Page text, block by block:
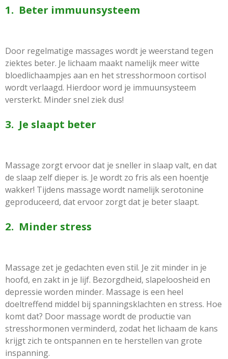
1. Beter immuunsysteem
Door regelmatige massages wordt je weerstand tegen
ziektes beter. Je lichaam maakt namelijk meer witte
bloedlichaampjes aan en het stresshormoon cortisol
wordt verlaagd. Hierdoor word je immuunsysteem
versterkt. Minder snel ziek dus!
3. Je slaapt beter
Massage zorgt ervoor dat je sneller in slaap valt, en dat
de slaap zelf dieper is. Je wordt zo fris als een hoentje
wakker! Tijdens massage wordt namelijk serotonine
geproduceerd, dat ervoor zorgt dat je beter slaapt.
2. Minder stress
Massage zet je gedachten even stil. Je zit minder in je
hoofd, en zakt in je lijf. Bezorgdheid, slapeloosheid en
depressie worden minder. Massage is een heel
doeltreffend middel bij spanningsklachten en stress. Hoe
komt dat? Door massage wordt de productie van
stresshormonen verminderd, zodat het lichaam de kans
krijgt zich te ontspannen en te herstellen van grote
inspanning.